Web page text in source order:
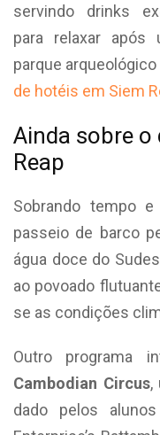
servindo drinks
para relaxar após
parque
de hotéis em Siem
Ainda sobre o
Reap
Sobrando tempo
passeio de barco
água doce do
ao povoado
se as condições
Outro programa
Cambodian Circus,
dado pelos